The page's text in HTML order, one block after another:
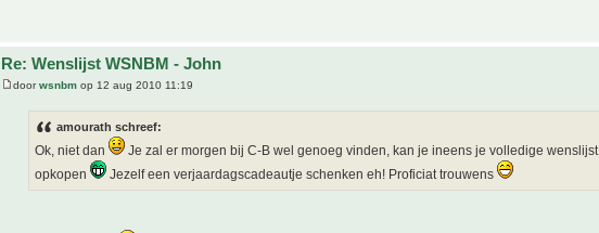
Re: Wenslijst WSNBM - John
doorwsnbm op 12 aug 2010 11:19
amourath schreef:
Ok, niet dan
Je zal er morgen bij C-B wel genoeg vinden, kan je ineens je volledige wenslijst
opkopen
Jezelf een verjaardagscadeautje schenken eh! Proficiat trouwens